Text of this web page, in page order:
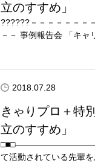
立のすすめ」
??????－－－－－－－
－－ 事例報告会 「キャ
2018.07.28
きゃりプロ＋特
立のすすめ」
て活動されている